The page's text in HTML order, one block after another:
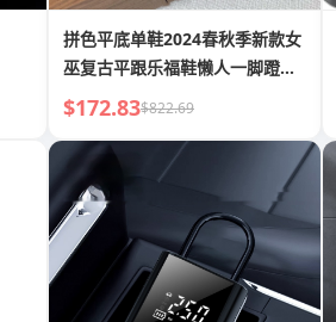
拼色平底单鞋2024春秋季新款女
巫复古平跟乐福鞋懒人一脚蹬鞋
休闲
$172.83$822.69